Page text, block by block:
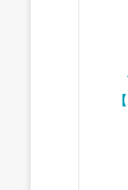
کلیه در اصفهان【سال1405】